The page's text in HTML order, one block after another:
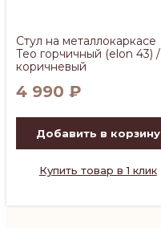
Стул на металлокаркасе
Тео горчичный (elon 43) /
коричневый
4 990 ₽
Добавить в корзину
Купить товар в 1 клик